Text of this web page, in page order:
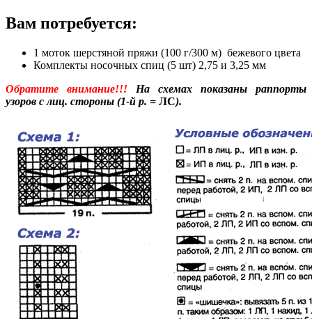
Вам потребуется:
1 моток шерстяной пряжи (100 г/300 м) бежевого цвета
Комплекты носочных спиц (5 шт) 2,75 и 3,25 мм
Обратите внимание!!! На схемах показаны раппорты
узоров с лиц. стороны (1-й р. = ЛС).